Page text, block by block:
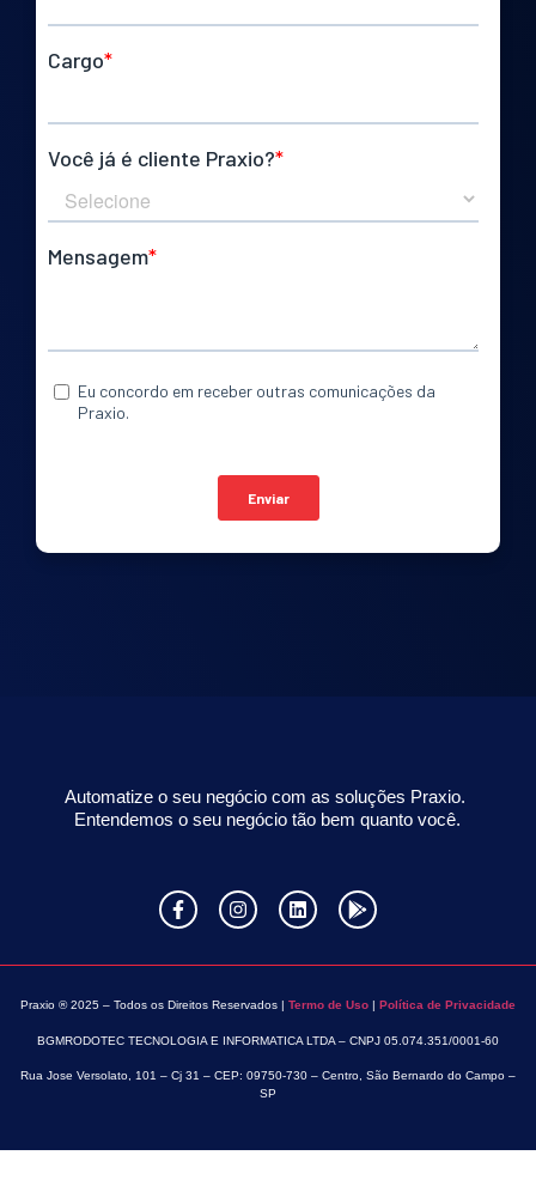
Automatize o seu negócio com as soluções Praxio.
Entendemos o seu negócio tão bem quanto você.
Praxio ® 2025 – Todos os Direitos Reservados | Termo de Uso Política de Privacidade
BGMRODOTEC TECNOLOGIA E INFORMATICA LTDA – CNPJ 05.074.351/0001-60
Rua Jose Versolato, 101 – Cj 31 – CEP: 09750-730 – Centro, São Bernardo do Campo –
SP